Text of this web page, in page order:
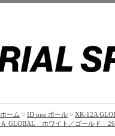
ホーム > ID one ポール > XR-12A
Ａ GLOBAL ホワイト／ゴールド